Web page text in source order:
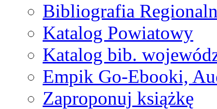
Bibliografia
Katalog Powiatowy
Katalog bib.
Empik Go-Ebooki,
Zaproponuj książkę